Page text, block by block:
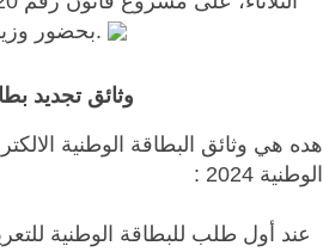
بحضور وزير الداخلية السيد عبد الوافي لفتيت.
وثائق تجديد
هده هي وثائق البطاقة الوطنية
الوطنية 2024 :
عند أول طلب للبطاقة الوطنية